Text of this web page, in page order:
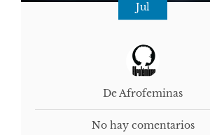
Jul
De Afrofeminas
No hay comentarios